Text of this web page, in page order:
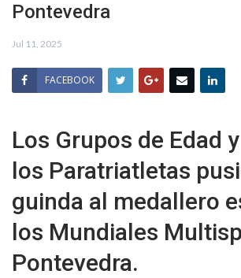
Pontevedra
Jul 11, 2025
FACEBOOK
Los Grupos de Edad y
los Paratriatletas
guinda al medallero
los Mundiales
Pontevedra.